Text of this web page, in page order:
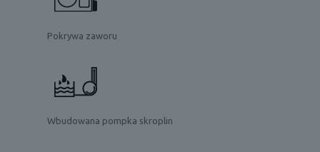
Pokrywa zaworu
Wbudowana pompka skroplin